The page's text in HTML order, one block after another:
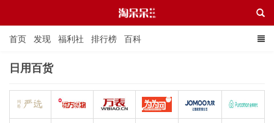
淘呆呆
首页 发现 福利社 排行榜 百科
日用百货